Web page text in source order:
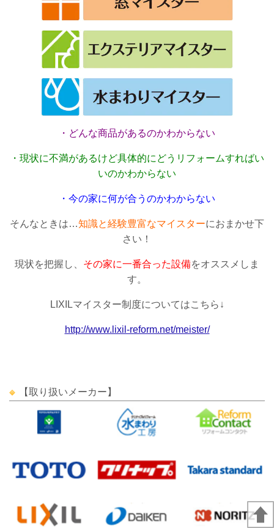
・どんな商品があるのかわからない
・現状に不満があるけど具体的にどうリフォームすればい
いのかわからない
・今の家に何が合うのかわからない
そんなときは…知識と経験豊富なマイスターにおまかせ下
さい！
現状を把握し、 その家に一番合った設備をオススメしま
す。
LIXILマイスター制度についてはこちら↓
http://www.lixil-reform.net/meister/
【取り扱いメーカー】